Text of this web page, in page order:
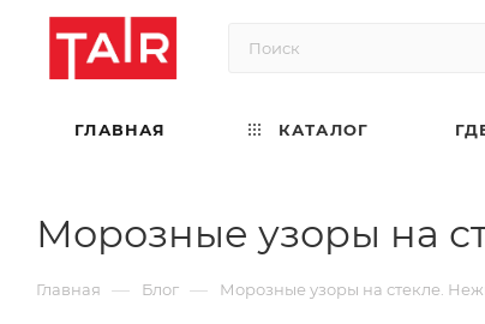
ГЛАВНАЯ КАТАЛОГ
Морозные узоры на
Главная — Блог — Морозные узоры на стекле.